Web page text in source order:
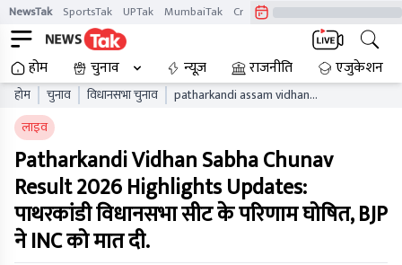
NewsTak SportsTak UPTak MumbaiTak CrimeTak
होम चुनाव न्यूज़ राजनीति एजुकेशन
होम चुनाव विधानसभा चुनाव
patharkandi assam vidhan
लाइव
Patharkandi Vidhan Sabha Chunav
Result 2026 Highlights Updates:
पाथरकांडी विधानसभा सीट के परिणाम घोषित, BJP
ने INC को मात दी.